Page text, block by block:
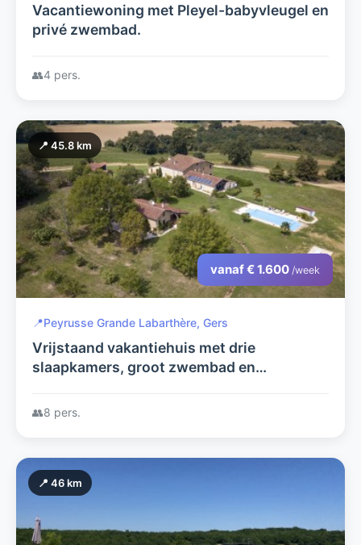
Vacantiewoning met Pleyel-babyvleugel en
privé zwembad.
👥4 pers.
📍 45.8 km
vanaf € 1.600 /week
📍Peyrusse Grande Labarthère, Gers
Vrijstaand vakantiehuis met drie
slaapkamers, groot zwembad en
👥8 pers.
📍 46 km